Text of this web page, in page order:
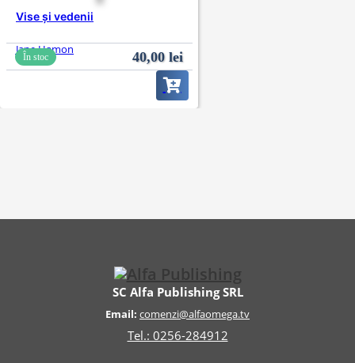
Vise și vedenii
Jane Hamon
În stoc 40,00 lei
SC Alfa Publishing SRL
Email: comenzi@alfaomega.tv
Tel.: 0256-284912